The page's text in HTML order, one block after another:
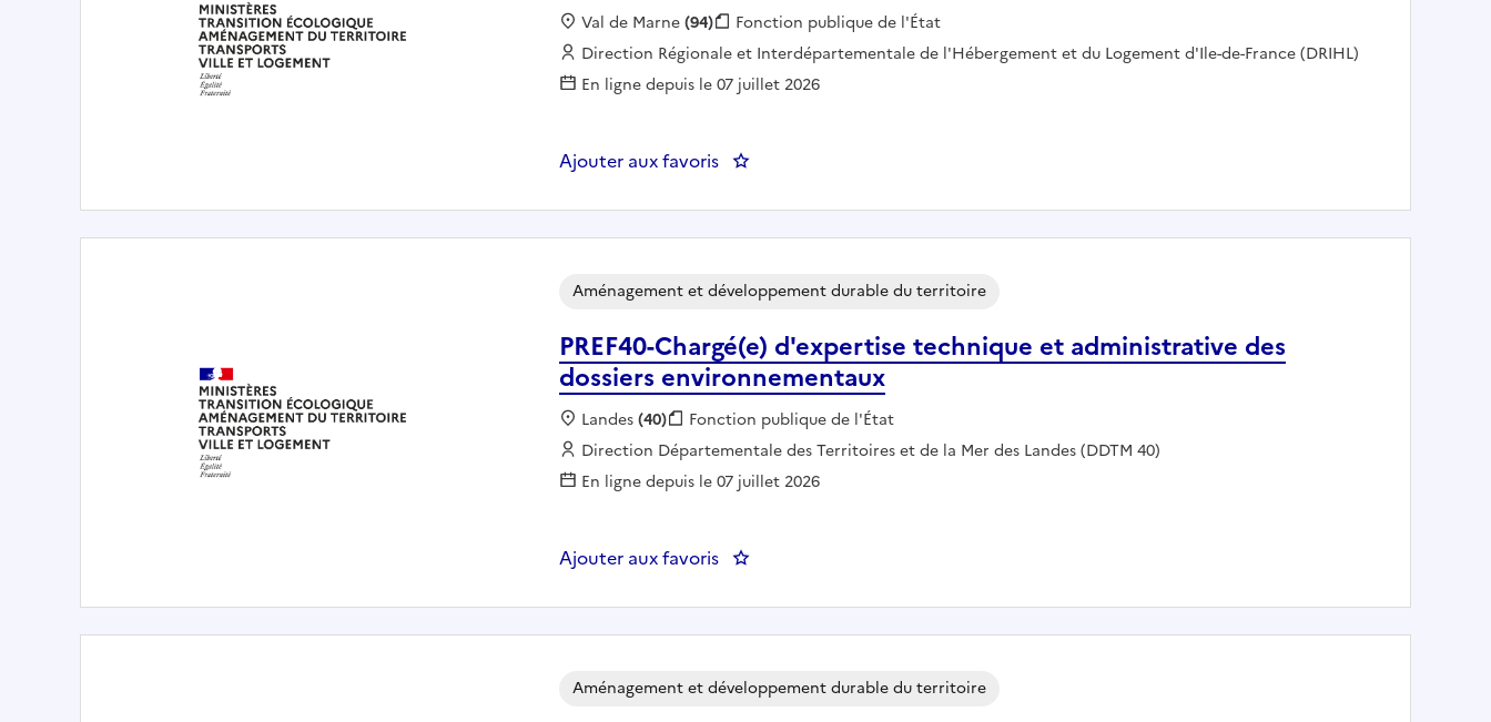
Localisation :
Val de Marne(94) Fonction publique :
Fonction publique de l'État
Employeur :
Direction Régionale et Interdépartementale de l'Hébergement et du Logement d'Ile-de-France (DRIHL)
En ligne depuis le 07 juillet 2026
Ajouter aux favoris : Responsable territorial(e) ANRU
PREF40-Chargé(e) d'expertise technique et administrative des
dossiers environnementaux
Aménagement et développement durable du territoire
Localisation :
Landes(40) Fonction publique :
Fonction publique de l'État
Employeur :
Direction Départementale des Territoires et de la Mer des Landes (DDTM 40)
En ligne depuis le 07 juillet 2026
Ajouter aux favoris : PREF40-Chargé(e) d'expertise technique et administrative des dossiers
Aménagement et développement durable du territoire